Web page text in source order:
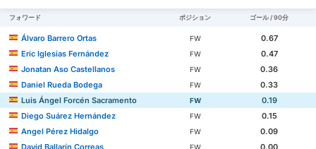
フォワード ポジション ゴール / 90分
Álvaro Barrero Ortas FW
0.67
Eric Iglesias Fernández
FW
0.47
Jonatan Aso Castellanos
FW
0.36
Daniel Rueda Bodega
FW
0.33
Luis Ángel Forcén Sacramento
FW
0.19
Diego Suárez Hernández
FW
0.15
Angel Pérez Hidalgo
FW
0.09
David Ballarín Correas
FW 0.00